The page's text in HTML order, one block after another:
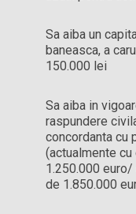
Sa aiba un
baneasca, a
150.000 lei
Sa aiba in
raspundere
concordanta cu
(actualmente
1.250.000
de 1.850.000